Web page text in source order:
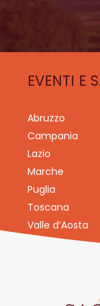
EVENTI E
Abruzzo
Campania
Lazio
Marche
Puglia
Toscana
Valle d’Aosta